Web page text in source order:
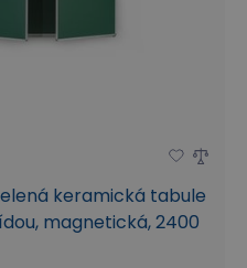
keramická tabule
magnetická, 2400